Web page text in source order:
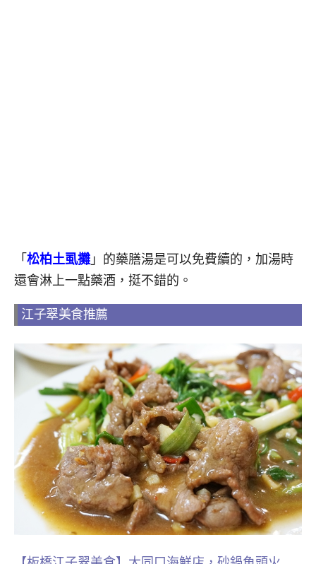
「 松柏土虱攤 」的藥膳湯是可以免費續的，加湯時
還會淋上一點藥酒，挺不錯的。
江子翠美食推薦